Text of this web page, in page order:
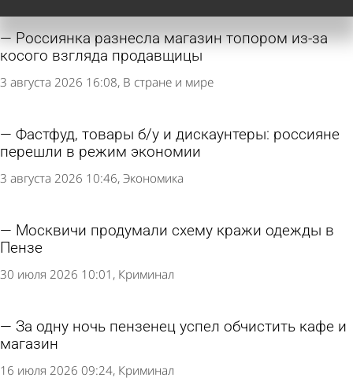
Россиянка разнесла магазин топором из-за
косого взгляда продавщицы
3 августа 2026 16:08 В стране и мире
Фастфуд, товары б/у и дискаунтеры: россияне
перешли в режим экономии
3 августа 2026 10:46 Экономика
Москвичи продумали схему кражи одежды в
Пензе
30 июля 2026 10:01 Криминал
За одну ночь пензенец успел обчистить кафе и
магазин
16 июля 2026 09:24 Криминал